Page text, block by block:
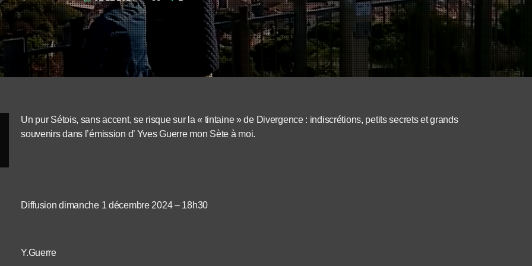
Un pur Sétois, sans accent, se risque sur la « tintaine » de Divergence : indiscrétions, petits secrets et grands
souvenirs dans l’émission d’ Yves Guerre mon Sète à moi.
Diffusion dimanche 1 décembre 2024 – 18h30
Y.Guerre